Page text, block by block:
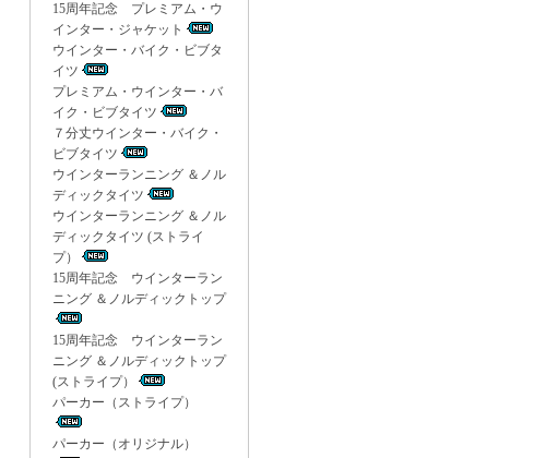
15周年記念 プレミアム・ウ
インター・ジャケット
ウインター・バイク・ビブタ
イツ
プレミアム・ウインター・バ
イク・ビブタイツ
７分丈ウインター・バイク・
ビブタイツ
ウインターランニング ＆ノル
ディックタイツ
ウインターランニング ＆ノル
ディックタイツ (ストライ
プ）
15周年記念 ウインターラン
ニング ＆ノルディックトップ
15周年記念 ウインターラン
ニング ＆ノルディックトップ
(ストライプ）
パーカー（ストライプ）
パーカー（オリジナル）